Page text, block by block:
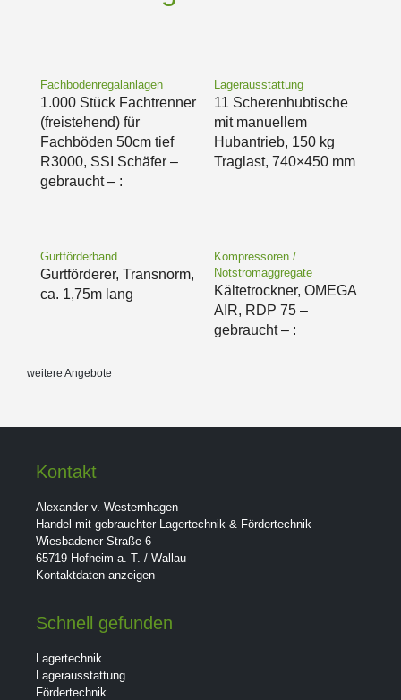
Fachbodenregalanlagen
1.000 Stück Fachtrenner
(freistehend) für
Fachböden 50cm tief
R3000, SSI Schäfer –
gebraucht – :
Lagerausstattung
11 Scherenhubtische
mit manuellem
Hubantrieb, 150 kg
Traglast, 740×450 mm
Gurtförderband
Gurtförderer, Transnorm,
ca. 1,75m lang
Kompressoren /
Notstromaggregate
Kältetrockner, OMEGA
AIR, RDP 75 –
gebraucht – :
weitere Angebote
Kontakt
Alexander v. Westernhagen
Handel mit gebrauchter Lagertechnik & Fördertechnik
Wiesbadener Straße 6
65719 Hofheim a. T. / Wallau
Kontaktdaten anzeigen
Schnell gefunden
Lagertechnik
Lagerausstattung
Fördertechnik